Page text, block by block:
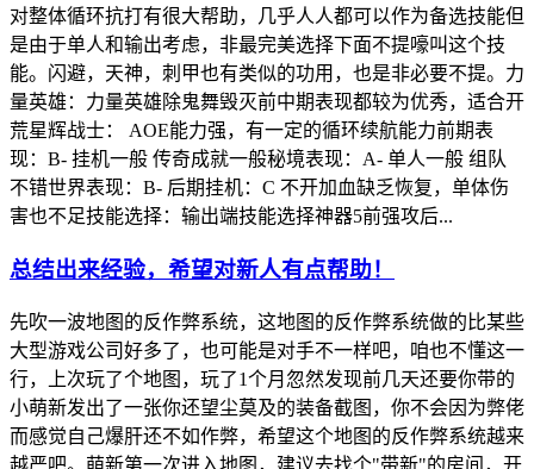
对整体循环抗打有很大帮助，几乎人人都可以作为备选技能但
是由于单人和输出考虑，非最完美选择下面不提嚎叫这个技
能。闪避，天神，刺甲也有类似的功用，也是非必要不提。力
量英雄：力量英雄除鬼舞毁灭前中期表现都较为优秀，适合开
荒星辉战士： AOE能力强，有一定的循环续航能力前期表
现：B- 挂机一般 传奇成就一般秘境表现：A- 单人一般 组队
不错世界表现：B- 后期挂机：C 不开加血缺乏恢复，单体伤
害也不足技能选择：输出端技能选择神器5前强攻后...
总结出来经验，希望对新人有点帮助！
先吹一波地图的反作弊系统，这地图的反作弊系统做的比某些
大型游戏公司好多了，也可能是对手不一样吧，咱也不懂这一
行，上次玩了个地图，玩了1个月忽然发现前几天还要你带的
小萌新发出了一张你还望尘莫及的装备截图，你不会因为弊佬
而感觉自己爆肝还不如作弊，希望这个地图的反作弊系统越来
越严吧。萌新第一次进入地图，建议去找个"带新"的房间，开